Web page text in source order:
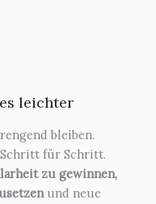
leichter
bleiben.
für Schritt.
zu gewinnen,
und neue